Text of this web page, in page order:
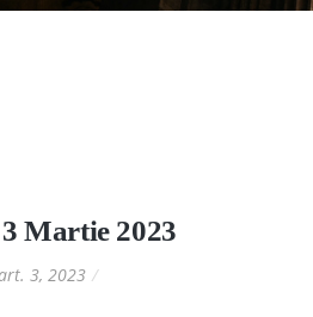
Martie 2023
3, 2023